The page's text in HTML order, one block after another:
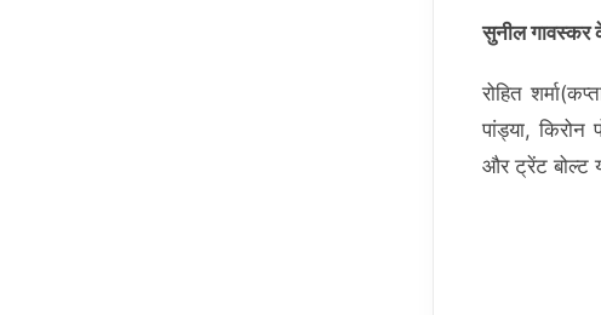
सुनील गावस्कर
रोहित
पांड्या,
और ट्रेंट बोल्ट